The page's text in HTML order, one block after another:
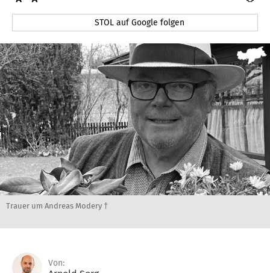
STOL auf Google folgen
Trauer um Andreas Modery †
Von: